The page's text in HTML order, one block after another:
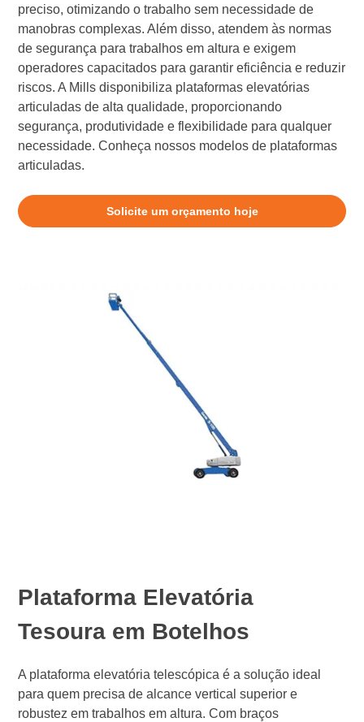
preciso, otimizando o trabalho sem necessidade de
manobras complexas. Além disso, atendem às normas
de segurança para trabalhos em altura e exigem
operadores capacitados para garantir eficiência e reduzir
riscos. A Mills disponibiliza plataformas elevatórias
articuladas de alta qualidade, proporcionando
segurança, produtividade e flexibilidade para qualquer
necessidade. Conheça nossos modelos de plataformas
articuladas.
Solicite um orçamento hoje
Plataforma Elevatória
Tesoura em Botelhos
A plataforma elevatória telescópica é a solução ideal
para quem precisa de alcance vertical superior e
robustez em trabalhos em altura. Com braços